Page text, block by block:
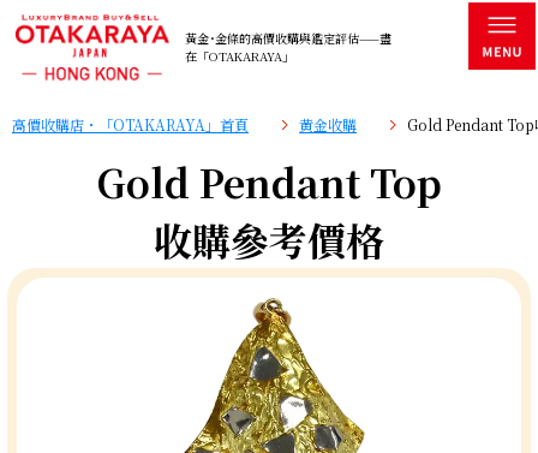
黃金･金條的高價收購與鑑定評估——盡
在「OTAKARAYA」
高價收購店・「OTAKARAYA」首頁 黄金收購 Gold Pendant Top
Gold Pendant Top
收購參考價格